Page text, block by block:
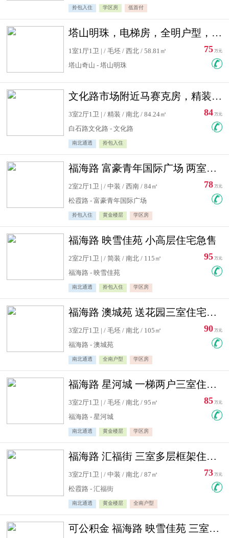
拎包入住 学区房 低首付
塔山明珠，电梯房，全明户型，视野好，毛坯房，看房有钥匙
1室1厅1卫 | / 毛坯 / 西北 / 58.81㎡
塔山奇山 - 塔山明珠
75 万元
文化路市场附近马赛克房，精装修三居室，南北通透，实用面积大
3室2厅1卫 | / 精装 / 南北 / 84.24㎡
白石路文化路 - 文化路
南北通透 拎包入住
84 万元
福海路 富豪青年国际广场 两室住宅急售
2室2厅1卫 | / 中装 / 西南 / 84㎡
松霞路 - 富豪青年国际广场
拎包入住 黄金楼层 学区房
78 万元
福海路 映雪佳苑 小高层住宅急售
2室2厅1卫 | / 简装 / 南北 / 115㎡
福海路 - 映雪佳苑
南北通透 拎包入住 学区房
95 万元
福海路 澳城苑 送花园三室住宅急售
3室2厅1卫 | / 毛坯 / 南北 / 105㎡
福海路 - 澳城苑
南北通透 全南户型 学区房
90 万元
福海路 星河城 一梯两户三室住宅急售
3室2厅1卫 | / 毛坯 / 南北 / 95㎡
福海路 - 星河城
南北通透 黄金楼层 学区房
85 万元
福海路 汇福街 三室多层框架住宅急售
3室2厅1卫 | / 中装 / 南北 / 87㎡
松霞路 - 汇福街
南北通透 黄金楼层 全南户型
73 万元
可公积金 福海路 映雪佳苑 三室住宅急售送小棚